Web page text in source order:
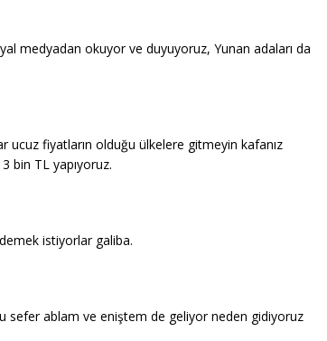
medyadan okuyor ve duyuyoruz, Yunan adaları da
ucuz fiyatların olduğu ülkelere gitmeyin kafanız
3 bin TL yapıyoruz.
istiyorlar galiba.
sefer ablam ve eniştem de geliyor neden gidiyoruz